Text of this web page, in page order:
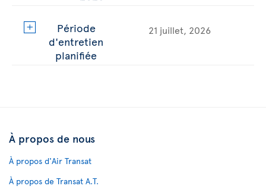
Période
d'entretien
planifiée
21 juillet, 2026
À propos de nous
À propos d'Air Transat
À propos de Transat A.T.